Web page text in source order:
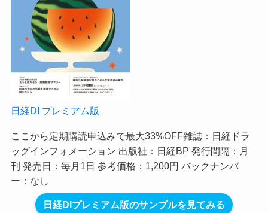
日経DI プレミアム版
ここから定期購読申込みで最大33%OFF雑誌：日経ドラ
ッグインフォメーション 出版社：日経BP 発行間隔：月
刊 発売日：毎月1日 参考価格：1,200円 バックナンバ
ー：なし
日経DIプレミアム版のサンプルを見てみる